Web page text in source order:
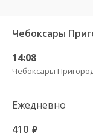
14:08
Чебоксары
Ежедневно
410 руб.